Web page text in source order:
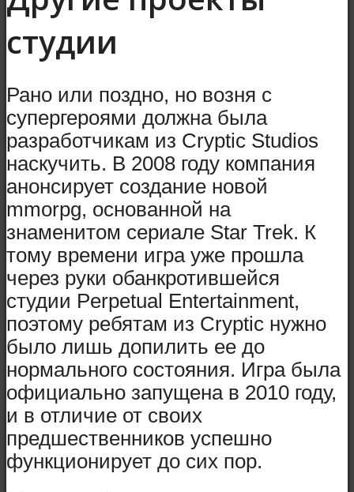
студии
Рано или поздно, но возня с
супергероями должна была
разработчикам из Cryptic Studios
наскучить. В 2008 году компания
анонсирует создание новой
mmorpg, основанной на
знаменитом сериале Star Trek. К
тому времени игра уже прошла
через руки обанкротившейся
студии Perpetual Entertainment,
поэтому ребятам из Cryptic нужно
было лишь допилить ее до
нормального состояния. Игра была
официально запущена в 2010 году,
и в отличие от своих
предшественников успешно
функционирует до сих пор.